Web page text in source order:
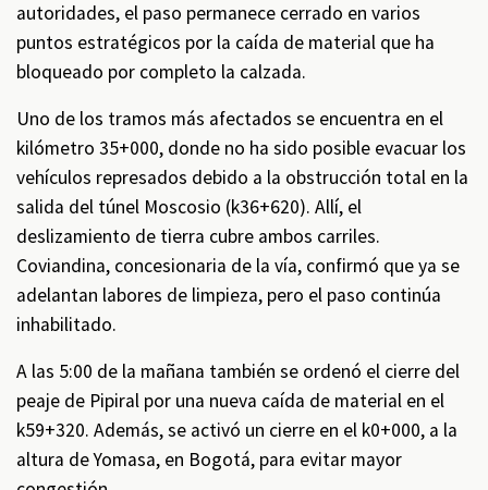
autoridades, el paso permanece cerrado en varios
puntos estratégicos por la caída de material que ha
bloqueado por completo la calzada.
Uno de los tramos más afectados se encuentra en el
kilómetro 35+000, donde no ha sido posible evacuar los
vehículos represados debido a la obstrucción total en la
salida del túnel Moscosio (k36+620). Allí, el
deslizamiento de tierra cubre ambos carriles.
Coviandina, concesionaria de la vía, confirmó que ya se
adelantan labores de limpieza, pero el paso continúa
inhabilitado.
A las 5:00 de la mañana también se ordenó el cierre del
peaje de Pipiral por una nueva caída de material en el
k59+320. Además, se activó un cierre en el k0+000, a la
altura de Yomasa, en Bogotá, para evitar mayor